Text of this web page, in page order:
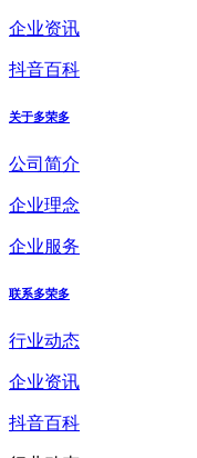
企业资讯
抖音百科
关于多荣多
公司简介
企业理念
企业服务
联系多荣多
行业动态
企业资讯
抖音百科